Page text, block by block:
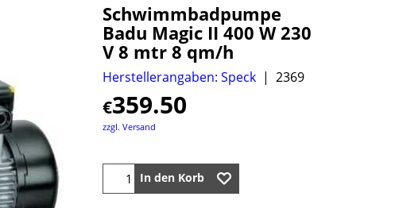
Schwimmbadpumpe
Badu Magic II 400 W 230
V 8 mtr 8 qm/h
Herstellerangaben: Speck 2369
€359.50
zzgl. Versand
In den Korb